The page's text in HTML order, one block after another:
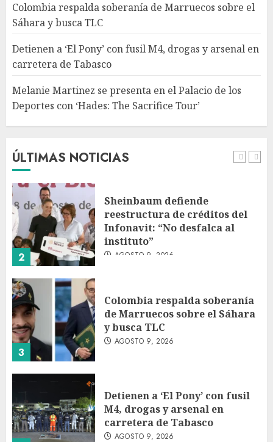
Colombia respalda soberanía de Marruecos sobre el
Sáhara y busca TLC
Detienen a ‘El Pony’ con fusil M4, drogas y arsenal en
carretera de Tabasco
Melanie Martinez se presenta en el Palacio de los
Deportes con ‘Hades: The Sacrifice Tour’
ÚLTIMAS NOTICIAS
5
Melanie Martinez se presenta
con ‘Hades: The Sacrifice Tour’
AGOSTO 9, 2026
1
Lionel, a los 68 años en Rosario
2
Sheinbaum defiende
reestructura de créditos del
Infonavit: “No desfalca al
instituto”
AGOSTO 9, 2026
3
Colombia respalda soberanía
de Marruecos sobre el Sáhara
y busca TLC
AGOSTO 9, 2026
Detienen a ‘El Pony’ con fusil
M4, drogas y arsenal en
carretera de Tabasco
AGOSTO 9, 2026